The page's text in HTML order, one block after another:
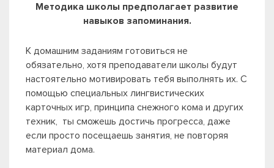
Методика школы предполагает развитие
навыков запоминания.
К домашним заданиям готовиться не
обязательно, хотя преподаватели школы будут
настоятельно мотивировать тебя выполнять их. С
помощью специальных лингвистических
карточных игр, принципа снежного кома и других
техник, ты сможешь достичь прогресса, даже
если просто посещаешь занятия, не повторяя
материал дома.